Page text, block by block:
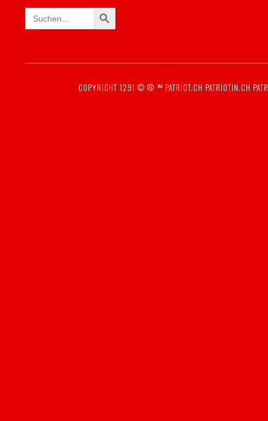
Search
for:
SEARCH BUTTON
COPYRIGHT 1291 © ® ™ PATRIOT.CH PATRIOTIN.CH